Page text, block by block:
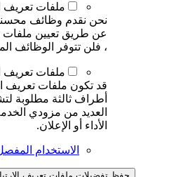
ملفات تعريف
نحن نقدم وظائف
عن طريق تعيين ملفات
، فلن تتوفر الوظائف
ملفات تعريف
قد تكون ملفات تعريف
أطراف ثالثة مطلوبة
العديد من مزودي
الأداء أو الإعلان.
الاستخدام